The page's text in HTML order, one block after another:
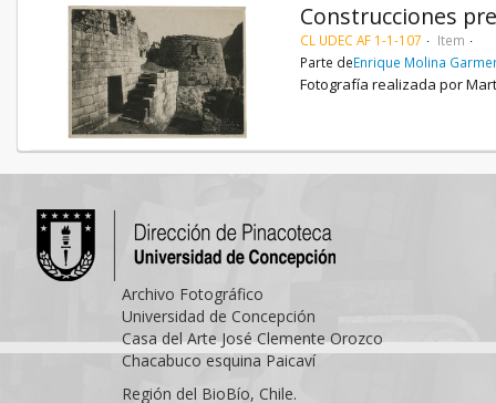
Construcciones
CL UDEC AF 1-1-107
Item
Parte deEnrique Molina
Fotografía realizada por
Archivo Fotográfico
Universidad de Concepción
Casa del Arte José Clemente Orozco
Chacabuco esquina Paicaví
Región del BioBío, Chile.